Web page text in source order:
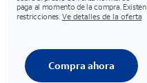
paga al momento de la compra. Existen
restricciones. Ve detalles de la oferta
Compra ahora